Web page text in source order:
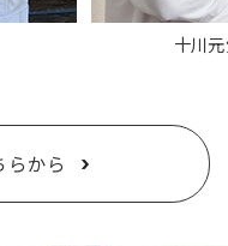
十川
らから